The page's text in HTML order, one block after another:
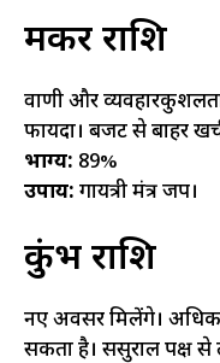
मकर राशि
वाणी और
फायदा। बजट से बाहर
भाग्य: 89%
उपाय: गायत्री मंत्र जप।
कुंभ राशि
नए अवसर मिलेंगे।
सकता है। ससुराल पक्ष